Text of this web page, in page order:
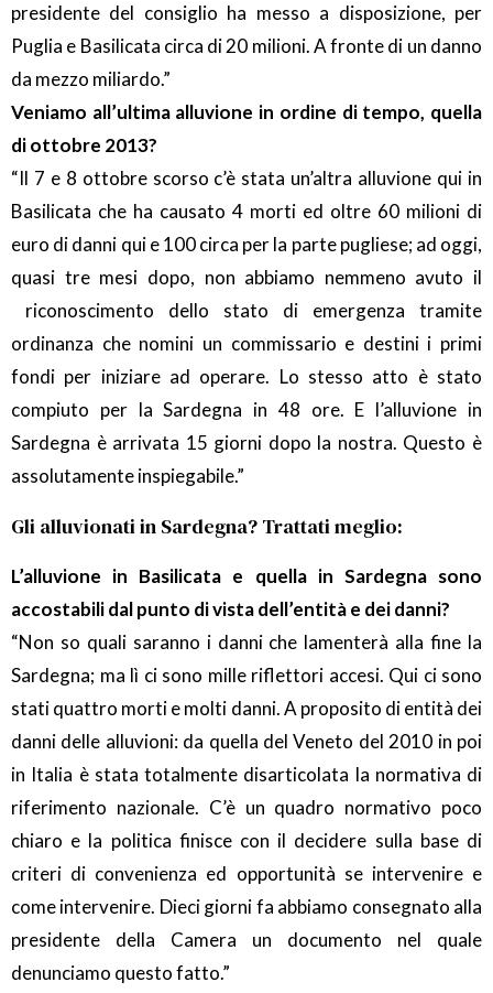
presidente del consiglio ha messo a disposizione, per
Puglia e Basilicata circa di 20 milioni. A fronte di un danno
da mezzo miliardo.”
Veniamo all’ultima alluvione in ordine di tempo, quella
di ottobre 2013?
“Il 7 e 8 ottobre scorso c’è stata un’altra alluvione qui in
Basilicata che ha causato 4 morti ed oltre 60 milioni di
euro di danni qui e 100 circa per la parte pugliese; ad oggi,
quasi tre mesi dopo, non abbiamo nemmeno avuto il
riconoscimento dello stato di emergenza tramite
ordinanza che nomini un commissario e destini i primi
fondi per iniziare ad operare. Lo stesso atto è stato
compiuto per la Sardegna in 48 ore. E l’alluvione in
Sardegna è arrivata 15 giorni dopo la nostra. Questo è
assolutamente inspiegabile.”
Gli alluvionati in Sardegna? Trattati meglio:
L’alluvione in Basilicata e quella in Sardegna sono
accostabili dal punto di vista dell’entità e dei danni?
“Non so quali saranno i danni che lamenterà alla fine la
Sardegna; ma lì ci sono mille riflettori accesi. Qui ci sono
stati quattro morti e molti danni. A proposito di entità dei
danni delle alluvioni: da quella del Veneto del 2010 in poi
in Italia è stata totalmente disarticolata la normativa di
riferimento nazionale. C’è un quadro normativo poco
chiaro e la politica finisce con il decidere sulla base di
criteri di convenienza ed opportunità se intervenire e
come intervenire. Dieci giorni fa abbiamo consegnato alla
presidente della Camera un documento nel quale
denunciamo questo fatto.”